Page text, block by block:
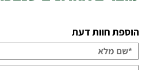
הוספת חוות דעת